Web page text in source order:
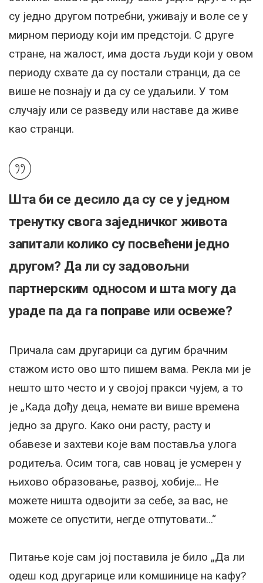
су једно другом потребни, уживају и воле се у
мирном периоду који им предстоји. С друге
стране, на жалост, има доста људи који у овом
периоду схвате да су постали странци, да се
више не познају и да су се удаљили. У том
случају или се разведу или наставе да живе
као странци.
Шта би се десило да су се у једном
тренутку свога заједничког живота
запитали колико су посвећени једно
другом? Да ли су задовољни
партнерским односом и шта могу да
ураде па да га поправе или освеже?
Причала сам другарици са дугим брачним
стажом исто ово што пишем вама. Рекла ми је
нешто што често и у својој пракси чујем, а то
је „Када дођу деца, немате ви више времена
једно за друго. Како они расту, расту и
обавезе и захтеви које вам поставља улога
родитеља. Осим тога, сав новац је усмерен у
њихово образовање, развој, хобије… Не
можете ништа одвојити за себе, за вас, не
можете се опустити, негде отпутовати…“
Питање које сам јој поставила је било „Да ли
одеш код другарице или комшинице на кафу?